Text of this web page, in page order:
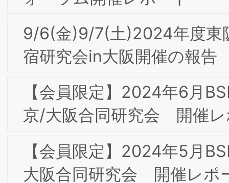
催レポート
【会員限定】2022年9月第4回ＢＳＭＩ
東京/大阪合同研究会
報告
【会員限定】2022年7月第3回東京/大阪
ンディングの取組」開催レポート
【会員限定】2022年6月 東京第20回フ